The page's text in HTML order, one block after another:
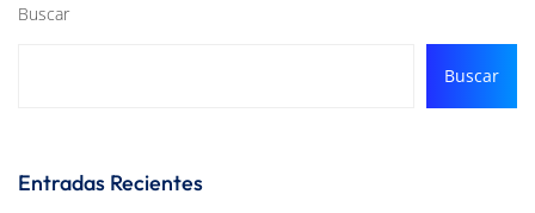
Buscar
Buscar
Entradas Recientes